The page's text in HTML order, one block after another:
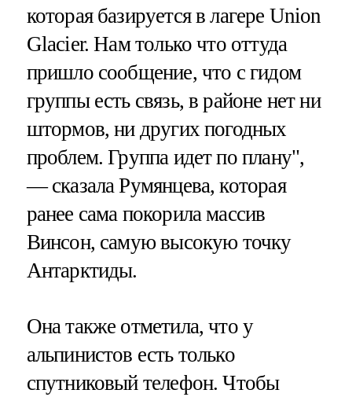
которая базируется в лагере Union
Glacier. Нам только что оттуда
пришло сообщение, что с гидом
группы есть связь, в районе нет ни
штормов, ни других погодных
проблем. Группа идет по плану",
— сказала Румянцева, которая
ранее сама покорила массив
Винсон, самую высокую точку
Антарктиды.
Она также отметила, что у
альпинистов есть только
спутниковый телефон. Чтобы